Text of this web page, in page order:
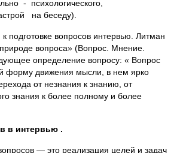
- психологического,
на беседу).
подготовке вопросов интервью. Литман
вопроса» (Вопрос. Мнение.
определение вопросу: « Вопрос
форму движения мысли, в нем ярко
от незнания к знанию, от
знания к более полному и более
в интервью .
— это реализация целей и задач